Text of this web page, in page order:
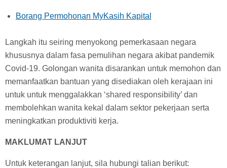
Borang Permohonan MyKasih Kapital
Langkah itu seiring menyokong pemerkasaan negara
khususnya dalam fasa pemulihan negara akibat pandemik
Covid-19. Golongan wanita disarankan untuk memohon dan
memanfaatkan bantuan yang disediakan oleh kerajaan ini
untuk untuk menggalakkan ‘shared responsibility’ dan
membolehkan wanita kekal dalam sektor pekerjaan serta
meningkatkan produktiviti kerja.
MAKLUMAT LANJUT
Untuk keterangan lanjut, sila hubungi talian berikut: